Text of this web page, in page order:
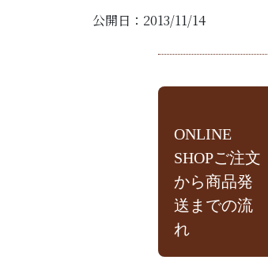
公開日：2013/11/14
ONLINE
SHOPご注文
から商品発
送までの流
れ